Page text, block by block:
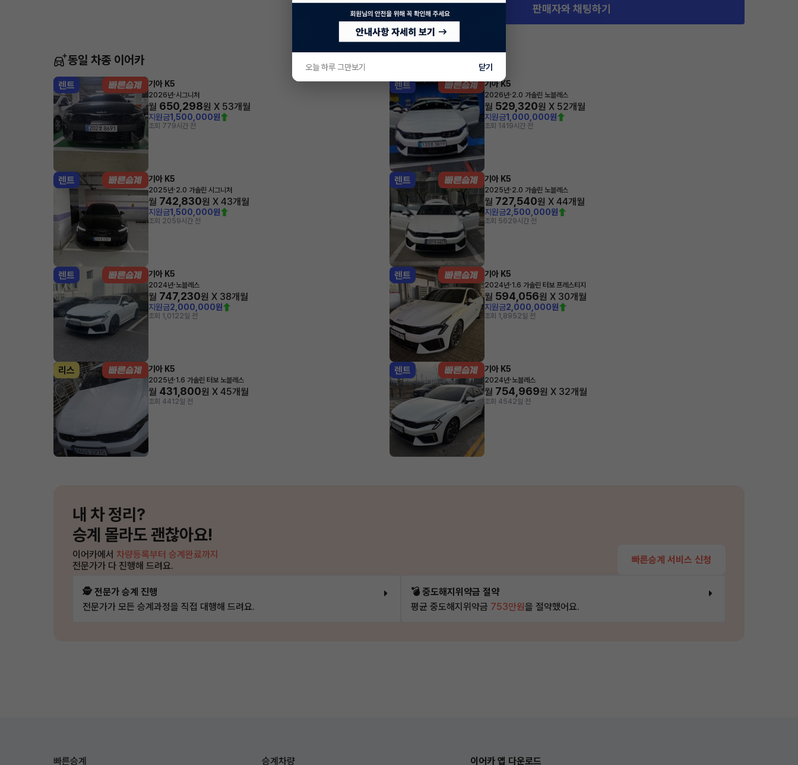
판매자와 채팅하기
동일 차종 이어카
렌트 기아 K5
2026년·시그니처
월 650,298원 X 53개월
지원금1,500,000원
조회 779시간 전
렌트 기아 K5
2026년·2.0 가솔린 노블레스
월 529,320원 X 52개월
지원금1,000,000원
조회 141 9시간 전
렌트 기아 K5
2025년·2.0 가솔린 시그니처
월 742,830원 X 43개월
지원금1,500,000원
조회 2059시간 전
렌트 기아 K5
2025년·2.0 가솔린 노블레스
월 727,540원 X 44개월
지원금2,500,000원
조회 5629시간 전
렌트 기아 K5
2024년·노블레스
월 747,230원 X 38개월
지원금2,000,000원
조회 1,0122일 전
렌트 기아 K5
2024년·1.6 가솔린 터보 프레스티지
월 594,056원 X 30개월
지원금2,000,000원
조회 1,8952일 전
리스 기아 K5
2025년·1.6 가솔린 터보 노블레스
월 431,800원 X 45개월
조회 441 2일 전
렌트 기아 K5
2024년·노블레스
월 754,969원 X 32개월
조회 4542일 전
내 차 정리?
승계 몰라도 괜찮아요!
이어카에서 차량등록부터 승계완료까지
전문가가 다 진행해 드려요.
빠른승계 서비스 신청
🕵️ 전문가 승계 진행
전문가가 모든 승계과정을 직접 대행해 드려요.
💣 중도해지위약금 절약
평균 중도해지위약금 753만원을 절약했어요.
빠른승계 승계차량 이어카 앱 다운로드
오늘 하루 그만보기 닫기